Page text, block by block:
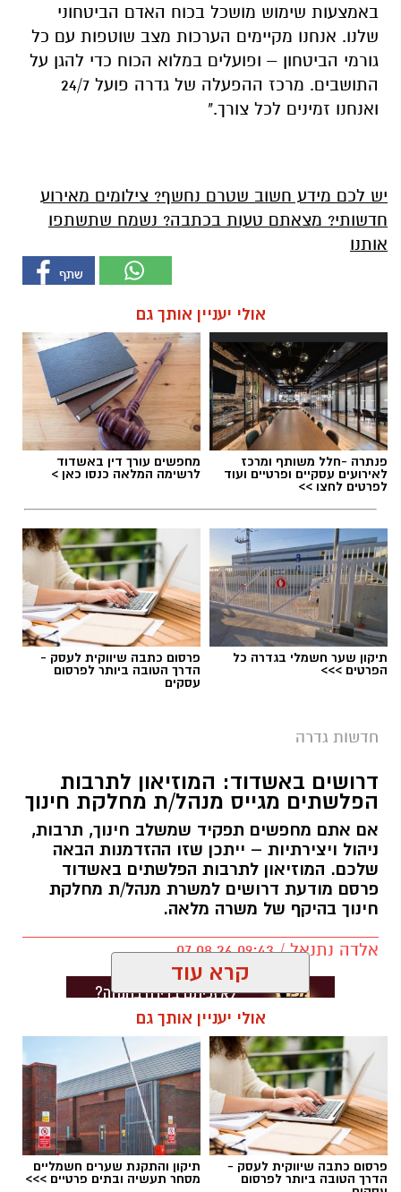
באמצעות שימוש מושכל בכוח האדם הביטחוני
שלנו. אנחנו מקיימים הערכות מצב שוטפות עם כל
גורמי הביטחון – ופועלים במלוא הכוח כדי להגן על
התושבים. מרכז ההפעלה של גדרה פועל 24/7
ואנחנו זמינים לכל צורך."
יש לכם מידע חשוב שטרם נחשף? צילומים מאירוע
חדשותי? מצאתם טעות בכתבה? נשמח שתשתפו
אותנו
אולי יעניין אותך גם
פנתרה -חלל משותף ומרכז
לאירועים עסקיים ופרטיים ועוד
לפרטים לחצו >>
מחפשים עורך דין באשדוד
לרשימה המלאה כנסו כאן >
תיקון שער חשמלי בגדרה כל
הפרטים >>>
פרסום כתבה שיווקית לעסק -
הדרך הטובה ביותר לפרסום
עסקים
חדשות גדרה
דרושים באשדוד: המוזיאון לתרבות
הפלשתים מגייס מנהל/ת מחלקת חינוך
אם אתם מחפשים תפקיד שמשלב חינוך, תרבות,
ניהול ויצירתיות – ייתכן שזו ההזדמנות הבאה
שלכם. המוזיאון לתרבות הפלשתים באשדוד
פרסם מודעת דרושים למשרת מנהל/ת מחלקת
חינוך בהיקף של משרה מלאה.
אלדה נתנאל / 09:43 07.08.26
תגים: דרושים באשדוד
קרא עוד
אולי יעניין אותך גם
פרסום כתבה שיווקית לעסק -
הדרך הטובה ביותר לפרסום
תיקון והתקנת שערים חשמליים
מסחר תעשיה ובתים פרטיים >>>